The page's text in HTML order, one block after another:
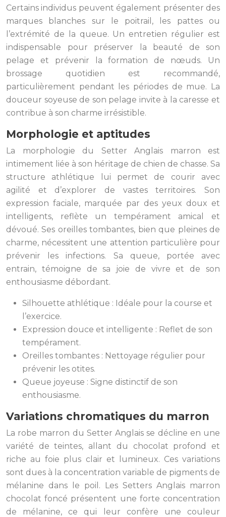
Certains individus peuvent également présenter des
marques blanches sur le poitrail, les pattes ou
l’extrémité de la queue. Un entretien régulier est
indispensable pour préserver la beauté de son
pelage et prévenir la formation de nœuds. Un
brossage quotidien est recommandé,
particulièrement pendant les périodes de mue. La
douceur soyeuse de son pelage invite à la caresse et
contribue à son charme irrésistible.
Morphologie et aptitudes
La morphologie du Setter Anglais marron est
intimement liée à son héritage de chien de chasse. Sa
structure athlétique lui permet de courir avec
agilité et d’explorer de vastes territoires. Son
expression faciale, marquée par des yeux doux et
intelligents, reflète un tempérament amical et
dévoué. Ses oreilles tombantes, bien que pleines de
charme, nécessitent une attention particulière pour
prévenir les infections. Sa queue, portée avec
entrain, témoigne de sa joie de vivre et de son
enthousiasme débordant.
Silhouette athlétique : Idéale pour la course et
l’exercice.
Expression douce et intelligente : Reflet de son
tempérament.
Oreilles tombantes : Nettoyage régulier pour
prévenir les otites.
Queue joyeuse : Signe distinctif de son
enthousiasme.
Variations chromatiques du marron
La robe marron du Setter Anglais se décline en une
variété de teintes, allant du chocolat profond et
riche au foie plus clair et lumineux. Ces variations
sont dues à la concentration variable de pigments de
mélanine dans le poil. Les Setters Anglais marron
chocolat foncé présentent une forte concentration
de mélanine, ce qui leur confère une couleur